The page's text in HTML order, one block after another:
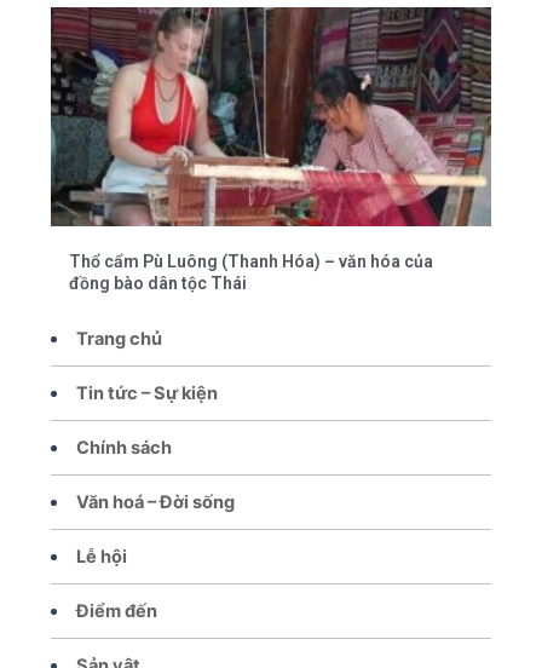
Trang chủ
Tin tức – Sự kiện
Chính sách
Văn hoá – Đời sống
Lễ hội
Điểm đến
Thổ cẩm Pù Luông (Thanh Hóa) – văn hóa của
đồng bào dân tộc Thái